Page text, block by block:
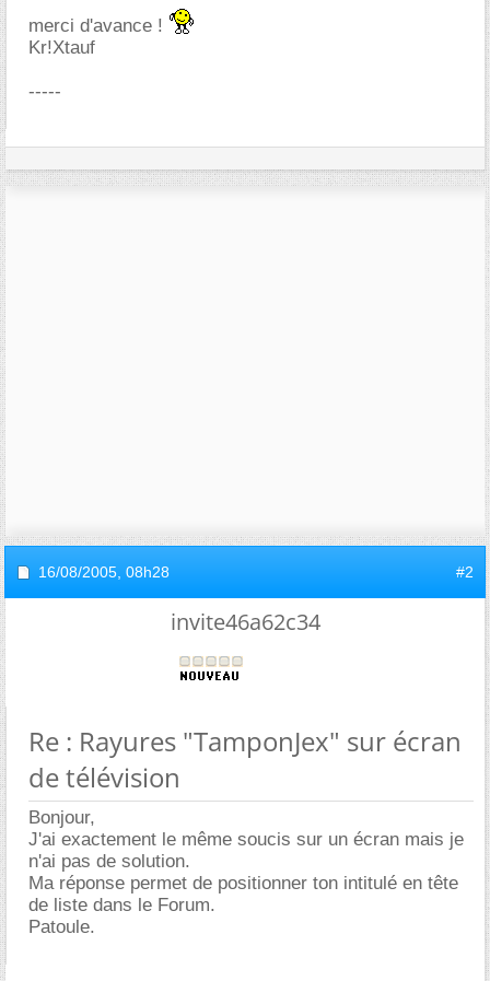
merci d'avance !
Kr!Xtauf
-----
16/08/2005, 08h28 #2
invite46a62c34
Re : Rayures "TamponJex" sur écran
de télévision
Bonjour,
J'ai exactement le même soucis sur un écran mais je
n'ai pas de solution.
Ma réponse permet de positionner ton intitulé en tête
de liste dans le Forum.
Patoule.